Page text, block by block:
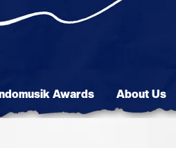
Awards About Us